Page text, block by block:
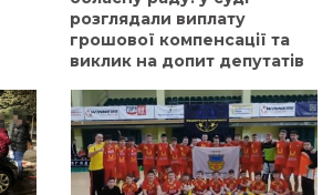
розглядали виплату
грошової компенсації та
виклик на допит депутатів